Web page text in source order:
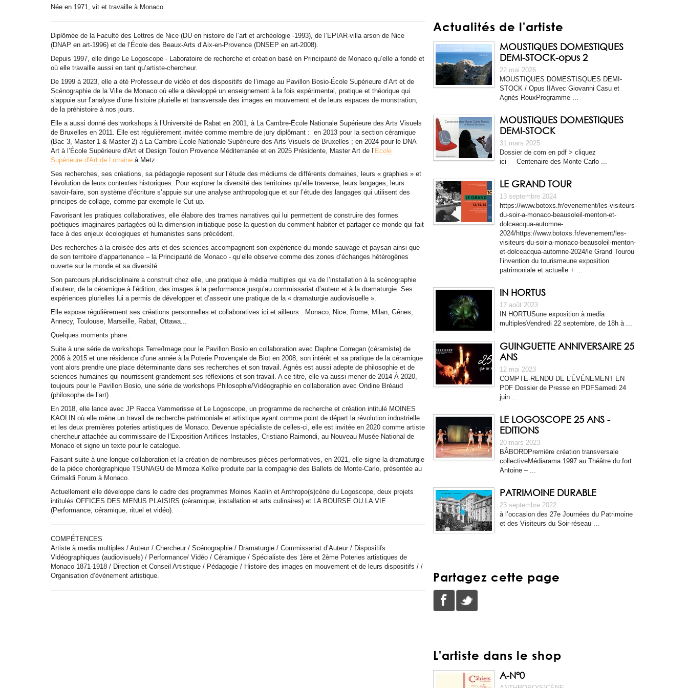
Née en 1971, vit et travaille à Monaco.
Diplômée de la Faculté des Lettres de Nice (DU en histoire de l’art et archéologie -1993), de l’EPIAR-villa arson de Nice
(DNAP en art-1996) et de l’École des Beaux-Arts d’Aix-en-Provence (DNSEP en art-2008).
Depuis 1997, elle dirige Le Logoscope - Laboratoire de recherche et création basé en Principauté de Monaco qu’elle a fondé et
où elle travaille aussi en tant qu’artiste-chercheur.
De 1999 à 2023, elle a été Professeur de vidéo et des dispositifs de l’image au Pavillon Bosio-École Supérieure d’Art et de
Scénographie de la Ville de Monaco où elle a développé un enseignement à la fois expérimental, pratique et théorique qui
s’appuie sur l’analyse d’une histoire plurielle et transversale des images en mouvement et de leurs espaces de monstration,
de la préhistoire à nos jours.
Elle a aussi donné des workshops à l’Université de Rabat en 2001, à La Cambre-École Nationale Supérieure des Arts Visuels
de Bruxelles en 2011. Elle est régulièrement invitée comme membre de jury diplômant : en 2013 pour la section céramique
(Bac 3, Master 1 & Master 2) à La Cambre-École Nationale Supérieure des Arts Visuels de Bruxelles ; en 2024 pour le DNA
Art à l’École Supérieure d'Art et Design Toulon Provence Méditerranée et en 2025 Présidente, Master Art de l’ École
Supérieure d'Art de Lorraine à Metz.
Ses recherches, ses créations, sa pédagogie reposent sur l’étude des médiums de différents domaines, leurs « graphies » et
l’évolution de leurs contextes historiques. Pour explorer la diversité des territoires qu’elle traverse, leurs langages, leurs
savoir-faire, son système d’écriture s’appuie sur une analyse anthropologique et sur l’étude des langages qui utilisent des
principes de collage, comme par exemple le Cut up.
Favorisant les pratiques collaboratives, elle élabore des trames narratives qui lui permettent de construire des formes
poétiques imaginaires partagées où la dimension initiatique pose la question du comment habiter et partager ce monde qui fait
face à des enjeux écologiques et humanistes sans précédent.
Des recherches à la croisée des arts et des sciences accompagnent son expérience du monde sauvage et paysan ainsi que
de son territoire d’appartenance – la Principauté de Monaco - qu’elle observe comme des zones d’échanges hétérogènes
ouverte sur le monde et sa diversité.
Son parcours pluridisciplinaire a construit chez elle, une pratique à média multiples qui va de l’installation à la scénographie
d’auteur, de la céramique à l’édition, des images à la performance jusqu’au commissariat d’auteur et à la dramaturgie. Ses
expériences plurielles lui a permis de développer et d’asseoir une pratique de la « dramaturgie audiovisuelle ».
Elle expose régulièrement ses créations personnelles et collaboratives ici et ailleurs : Monaco, Nice, Rome, Milan, Gênes,
Annecy, Toulouse, Marseille, Rabat, Ottawa...
Quelques moments phare :
Suite à une série de workshops Terre/Image pour le Pavillon Bosio en collaboration avec Daphne Corregan (céramiste) de
2006 à 2015 et une résidence d’une année à la Poterie Provençale de Biot en 2008, son intérêt et sa pratique de la céramique
vont alors prendre une place déterminante dans ses recherches et son travail. Agnès est aussi adepte de philosophie et de
sciences humaines qui nourrissent grandement ses réflexions et son travail. A ce titre, elle va aussi mener de 2014 À 2020,
toujours pour le Pavillon Bosio, une série de workshops Philosophie/Vidéographie en collaboration avec Ondine Bréaud
(philosophe de l’art).
En 2018, elle lance avec JP Racca Vammerisse et Le Logoscope, un programme de recherche et création intitulé MOINES
KAOLIN où elle mène un travail de recherche patrimoniale et artistique ayant comme point de départ la révolution industrielle
et les deux premières poteries artistiques de Monaco. Devenue spécialiste de celles-ci, elle est invitée en 2020 comme artiste
chercheur attachée au commissaire de l’Exposition Artifices Instables, Cristiano Raimondi, au Nouveau Musée National de
Monaco et signe un texte pour le catalogue.
Faisant suite à une longue collaboration et la création de nombreuses pièces performatives, en 2021, elle signe la dramaturgie
de la pièce chorégraphique TSUNAGU de Mimoza Koïke produite par la compagnie des Ballets de Monte-Carlo, présentée au
Grimaldi Forum à Monaco.
Actuellement elle développe dans le cadre des programmes Moines Kaolin et Anthropo(s)cène du Logoscope, deux projets
intitulés OFFICES DES MENUS PLAISIRS (céramique, installation et arts culinaires) et LA BOURSE OU LA VIE
(Performance, céramique, rituel et vidéo).
COMPÉTENCES
Artiste à media multiples / Auteur / Chercheur / Scénographie / Dramaturgie / Commissariat d’Auteur / Dispositifs
Vidéographiques (audiovisuels) / Performance/ Vidéo / Céramique / Spécialiste des 1ère et 2ème Poteries artistiques de
Monaco 1871-1918 / Direction et Conseil Artistique / Pédagogie / Histoire des images en mouvement et de leurs dispositifs / /
Organisation d’événement artistique.
Actualités de l'artiste
MOUSTIQUES DOMESTIQUES
DEMI-STOCK-opus 2
22 mai 2026
MOUSTIQUES DOMESTISQUES DEMI-
STOCK / Opus IIAvec Giovanni Casu et
Agnès RouxProgramme ...
MOUSTIQUES DOMESTIQUES
DEMI-STOCK
31 mars 2025
Dossier de com en pdf > cliquez
ici Centenaire des Monte Carlo ...
LE GRAND TOUR
13 septembre 2024
https://www.botoxs.fr/evenement/les-visiteurs-
du-soir-a-monaco-beausoleil-menton-et-
dolceacqua-automne-
2024/https://www.botoxs.fr/evenement/les-
visiteurs-du-soir-a-monaco-beausoleil-menton-
et-dolceacqua-automne-2024/le Grand Tourou
l’invention du tourismeune exposition
patrimoniale et actuelle + ...
IN HORTUS
17 août 2023
IN HORTUSune exposition à media
multiplesVendredi 22 septembre, de 18h à ...
GUINGUETTE ANNIVERSAIRE 25
ANS
12 mai 2023
COMPTE-RENDU DE L'ÉVÉNEMENT EN
PDF Dossier de Presse en PDFSamedi 24
juin ...
LE LOGOSCOPE 25 ANS -
EDITIONS
20 mars 2023
BÂBORDPremière création transversale
collectiveMédiarama 1997 au Théâtre du fort
Antoine – ...
PATRIMOINE DURABLE
23 septembre 2022
à l’occasion des 27e Journées du Patrimoine
et des Visiteurs du Soir-réseau ...
Partagez cette page
L'artiste dans le shop
A-N°0